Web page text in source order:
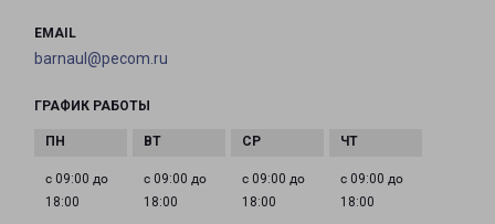
EMAIL
barnaul@pecom.ru
ГРАФИК РАБОТЫ
с 09:00 до
18:00
с 09:00 до
18:00
с 09:00 до
18:00
с 09:00 до
18:00